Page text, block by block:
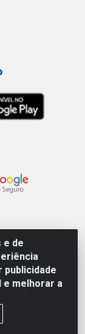
e de
publicidade
e melhorar a
SP
- Pari - São
0001-29